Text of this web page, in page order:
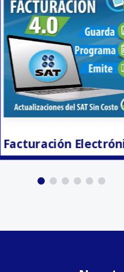
Invitaciones